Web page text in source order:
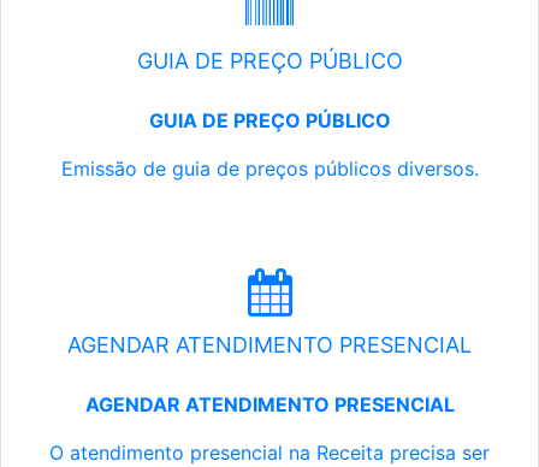
GUIA DE PREÇO PÚBLICO
GUIA DE PREÇO PÚBLICO
Emissão de guia de preços públicos diversos.
AGENDAR ATENDIMENTO PRESENCIAL
AGENDAR ATENDIMENTO PRESENCIAL
O atendimento presencial na Receita precisa ser